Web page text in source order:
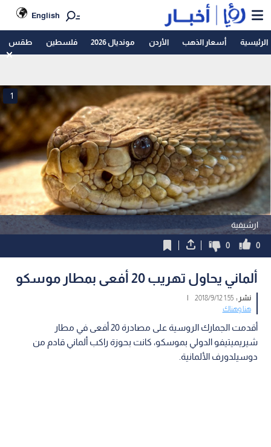
English
الرئيسية أسعار الذهب الأردن مونديال 2026 فلسطين طقس
ارشيفية
1
0
0
ألماني يحاول تهريب 20 أفعى بمطار موسكو
نشر :1:55 2018/9/12
|
هنا وهناك
أقدمت الجمارك الروسية على مصادرة 20 أفعى في مطار
شيريميتيفو الدولي بموسكو، كانت بحوزة راكب ألماني قادم من
دوسيلدورف الألمانية.